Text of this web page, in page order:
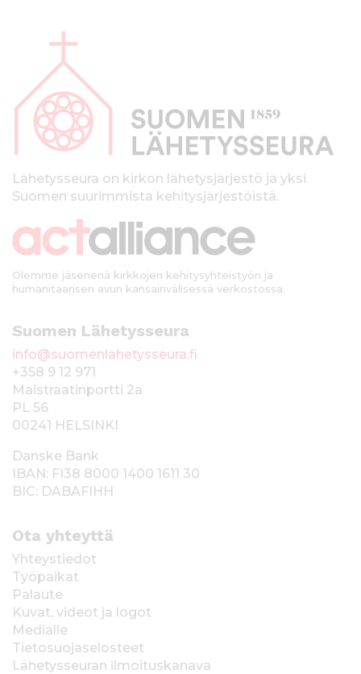
p
kLähetysseura on kirkon lähetysjärjestö ja yksi
Suomen suurimmista kehitysjärjestöistä.
Olemme jäsenenä kirkkojen kehitysyhteistyön ja
humanitaarisen avun kansainvälisessä verkostossa.
Suomen Lähetysseura
info@suomenlahetysseura.fi
+358 9 12 971
Maistraatinportti 2a
PL 56
00241 HELSINKI
Danske Bank
IBAN: FI38 8000 1400 1611 30
BIC: DABAFIHH
Ota yhteyttä
Yhteystiedot
Työpaikat
Palaute
Kuvat, videot ja logot
Medialle
Tietosuojaselosteet
Lähetysseuran ilmoituskanava